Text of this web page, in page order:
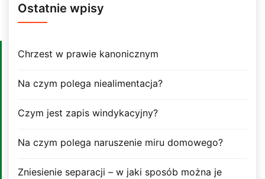
Ostatnie wpisy
Chrzest w prawie kanonicznym
Na czym polega niealimentacja?
Czym jest zapis windykacyjny?
Na czym polega naruszenie miru domowego?
Zniesienie separacji – w jaki sposób można je